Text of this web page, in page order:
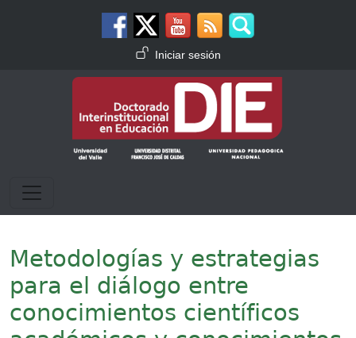
Menú de cuenta de usuario
Iniciar sesión
Metodologías y estrategias
para el diálogo entre
conocimientos científicos